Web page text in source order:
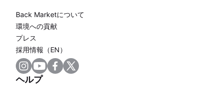
Back Marketについて
環境への貢献
プレス
採用情報（EN）
ヘルプ